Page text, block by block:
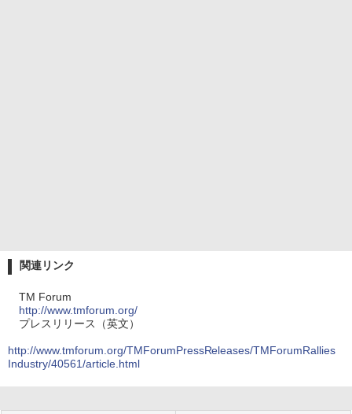
関連リンク
TM Forum
http://www.tmforum.org/
プレスリリース（英文）
http://www.tmforum.org/TMForumPressReleases/TMForumRallies
Industry/40561/article.html